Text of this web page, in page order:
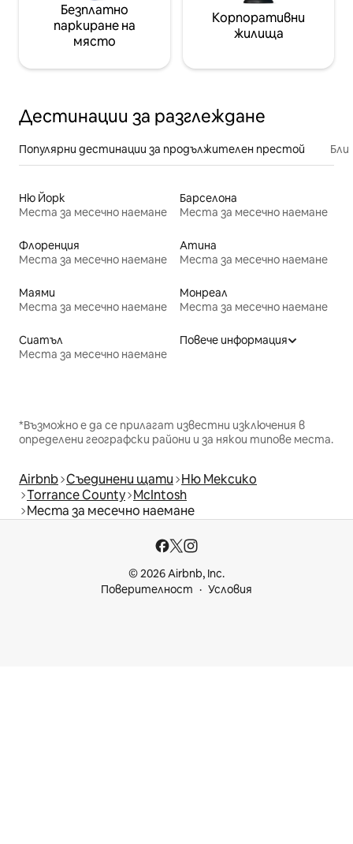
Безплатно
паркиране на
място
Корпоративни
жилища
Дестинации за разглеждане
Популярни дестинации за продължителен престой
Ню Йорк
Места за месечно наемане
Барселона
Места за месечно наемане
Флоренция
Места за месечно наемане
Атина
Места за месечно наемане
Маями
Места за месечно наемане
Монреал
Места за месечно наемане
Сиатъл
Места за месечно наемане
Повече информация
*Възможно е да се прилагат известни изключения в
определени географски райони и за някои типове места.
Airbnb Съединени щати Ню Мексико
Torrance County McIntosh
Места за месечно наемане
© 2026 Airbnb, Inc.
Поверителност
Условия